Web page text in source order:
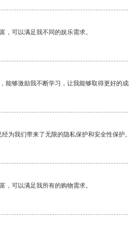
，可以满足我不同的娱乐需求。
能够激励我不断学习，让我能够取得更好的
为我们带来了无限的隐私保护和安全性保护
，可以满足我所有的购物需求。